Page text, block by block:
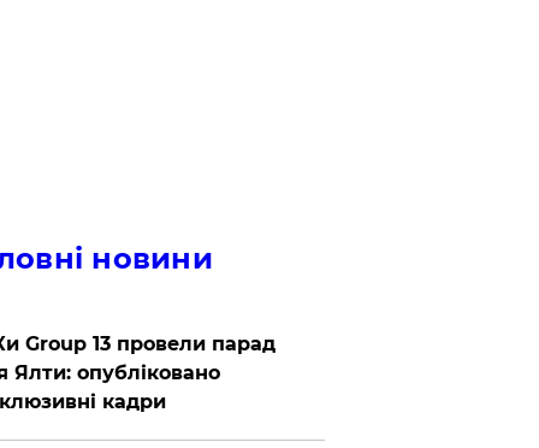
новини
Group 13 провели парад
Ялти: опубліковано
кадри